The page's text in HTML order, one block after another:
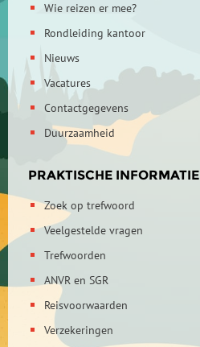
Wie reizen er mee?
Rondleiding kantoor
Nieuws
Vacatures
Contactgegevens
Duurzaamheid
PRAKTISCHE INFORMATIE
Zoek op trefwoord
Veelgestelde vragen
Trefwoorden
ANVR en SGR
Reisvoorwaarden
Verzekeringen